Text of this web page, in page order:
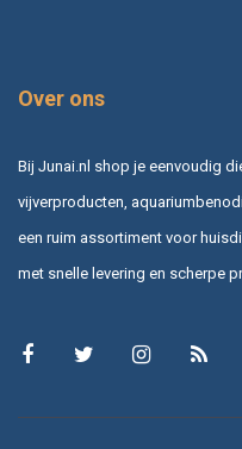
Over ons
Bij Junai.nl shop je eenvoudig
vijverproducten,
een ruim assortiment voor
met snelle levering en scherpe